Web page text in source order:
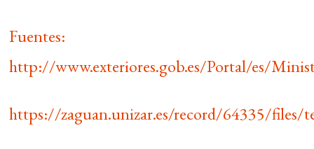
Fuentes:
http://www.exteriores.gob.es/Portal/es/
https://zaguan.unizar.es/record/64335/files/